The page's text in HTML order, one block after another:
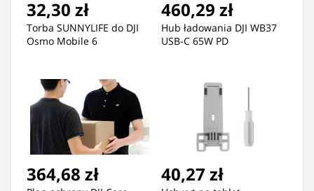
32,30 zł
Torba SUNNYLIFE do DJI
Osmo Mobile 6
460,29 zł
Hub ładowania DJI WB37
USB-C 65W PD
364,68 zł 40,27 zł